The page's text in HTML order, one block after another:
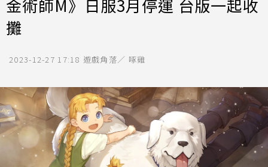
金術師M》日服3月停運 台版一起收
攤
2023-12-27 17:18 遊戲角落／ 啄雞